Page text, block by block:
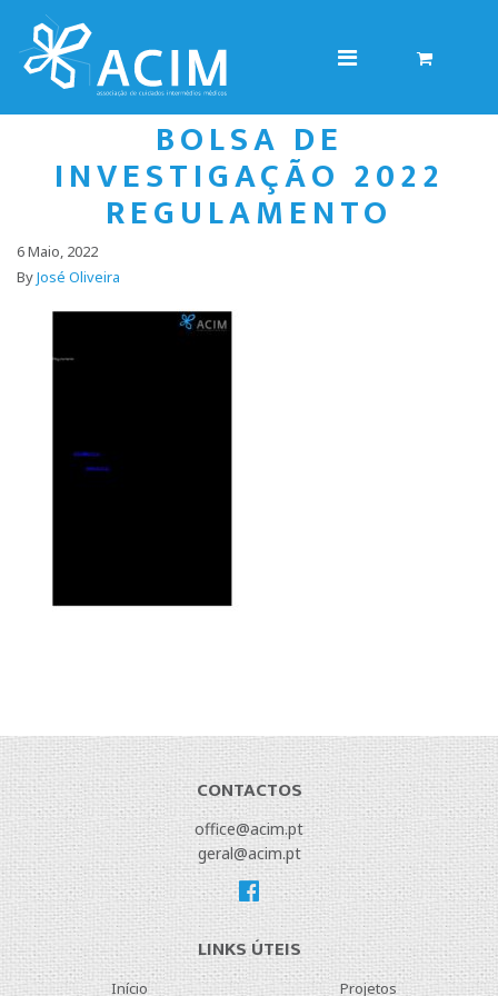
BOLSA DE
INVESTIGAÇÃO 2022
REGULAMENTO
6 Maio, 2022
ByJosé Oliveira
CONTACTOS
office@acim.pt
geral@acim.pt
LINKS ÚTEIS
Início Projetos